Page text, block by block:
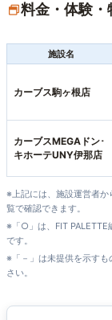
料金・体験・
施設名
カーブス駒ヶ根店
カーブスMEGAドン･
キホーテUNY伊那店
※上記には、施設運営者
覧で確認できます。
※「○」は、FIT PALETTE
です。
※「－」は未提供を示す
さい。